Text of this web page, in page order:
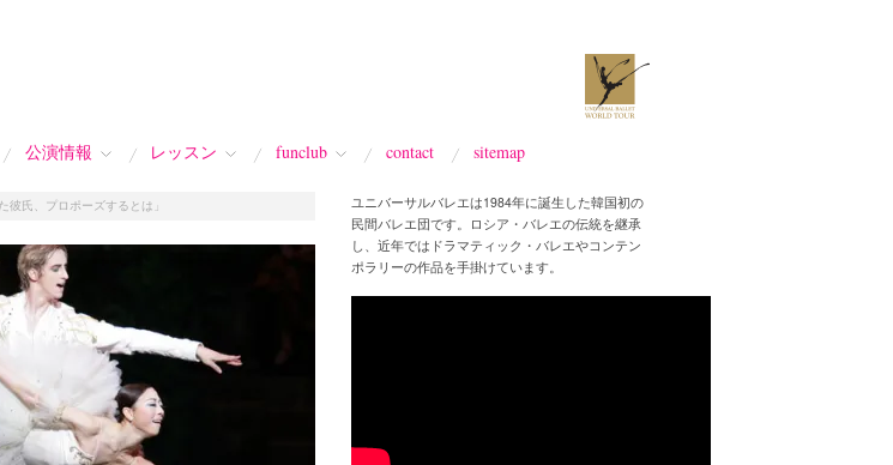
公演情報 レッスン funclub contact sitemap
彼氏、プロポーズするとは」
ユニバーサルバレエは1984年に誕生した韓国初の
民間バレエ団です。ロシア・バレエの伝統を継承
し、近年ではドラマティック・バレエやコンテン
ポラリーの作品を手掛けています。